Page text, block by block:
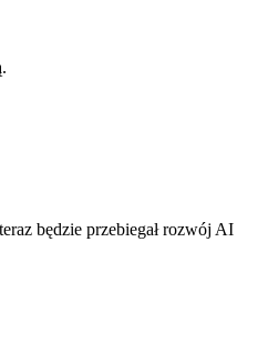
będzie przebiegał rozwój AI